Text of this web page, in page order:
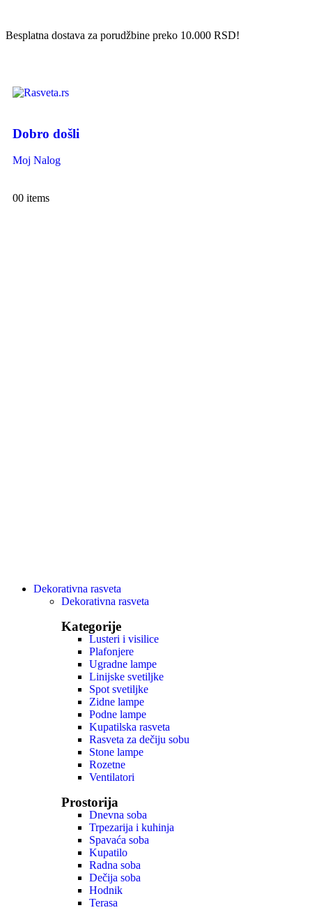
Besplatna dostava za porudžbine preko 10.000 RSD!
Dobro došli
Moj Nalog
00 items
Dekorativna rasveta
Dekorativna rasveta
Kategorije
Lusteri i visilice
Plafonjere
Ugradne lampe
Linijske svetiljke
Spot svetiljke
Zidne lampe
Podne lampe
Kupatilska rasveta
Rasveta za dečiju sobu
Stone lampe
Rozetne
Ventilatori
Prostorija
Dnevna soba
Trpezarija i kuhinja
Spavaća soba
Kupatilo
Radna soba
Dečija soba
Hodnik
Terasa